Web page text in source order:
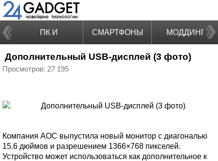
ПК И
НОУТБУКИ
СМАРТФОНЫ МОДДИНГ
Дополнительный USB-дисплей (3 фото)
Просмотров: 27 195
Компания AOC выпустила новый монитор с диагональю
15.6 дюймов и разрешением 1366×768 пикселей.
Устройство может использоваться как дополнительное к